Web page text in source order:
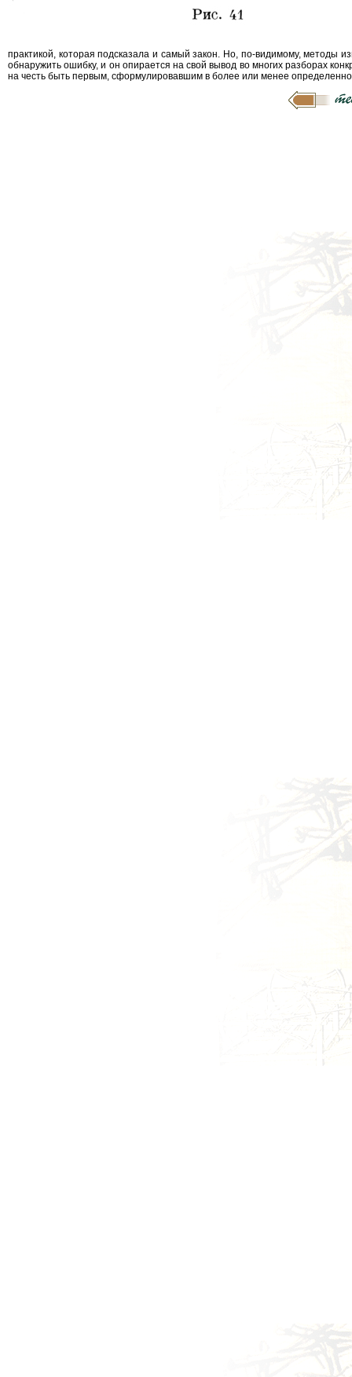
практикой, которая подсказала и самый закон. Но, по-видимому, методы
обнаружить ошибку, и он опирается на свой вывод во многих разборах
на честь быть первым, сформулировавшим в более или менее